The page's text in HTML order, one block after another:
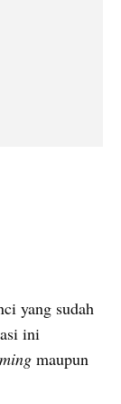
yang sudah
ini
maupun